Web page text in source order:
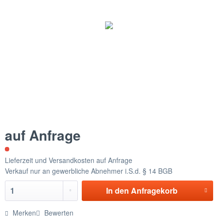
auf Anfrage
Lieferzeit und Versandkosten auf Anfrage
Verkauf nur an gewerbliche Abnehmer i.S.d. § 14 BGB
In den Anfragekorb
Merken Bewerten